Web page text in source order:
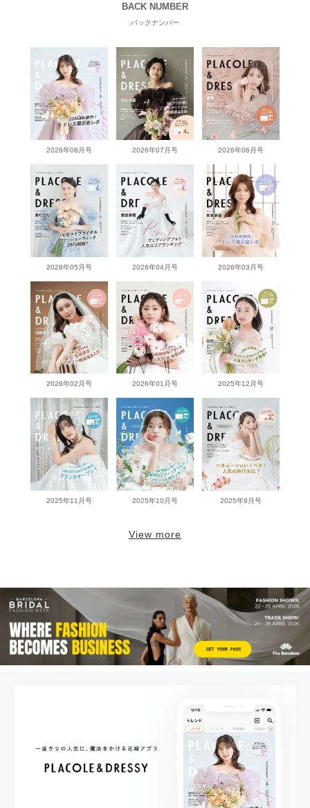
BACK NUMBER
バックナンバー
2026年08月号 2026年07月号 2026年06月号
2026年05月号 2026年04月号 2026年03月号
2026年02月号 2026年01月号 2025年12月号
2025年11月号 2025年10月号 2025年9月号
View more